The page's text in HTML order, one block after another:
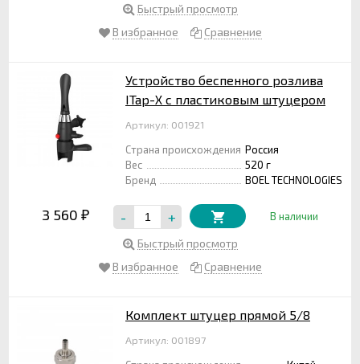
Быстрый просмотр
В избранное
Сравнение
Устройство беспенного розлива
ITap-Х с пластиковым штуцером
Артикул: 001921
Страна происхождения Россия
Вес
520 г
Бренд
BOEL TECHNOLOGIES
3 560 ₽ - + В наличии
Быстрый просмотр
В избранное
Сравнение
Комплект штуцер прямой 5/8
Артикул: 001897